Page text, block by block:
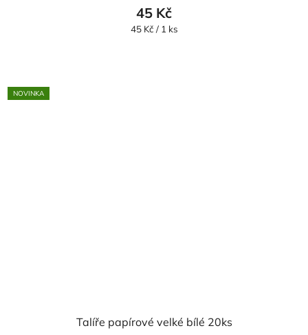
45 Kč
Měrná
45 Kč / 1 ks
NOVINKA
Talíře papírové velké bílé 20ks